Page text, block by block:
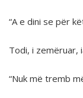
“A e dini se për
Todi, i zemëruar,
“Nuk më tremb